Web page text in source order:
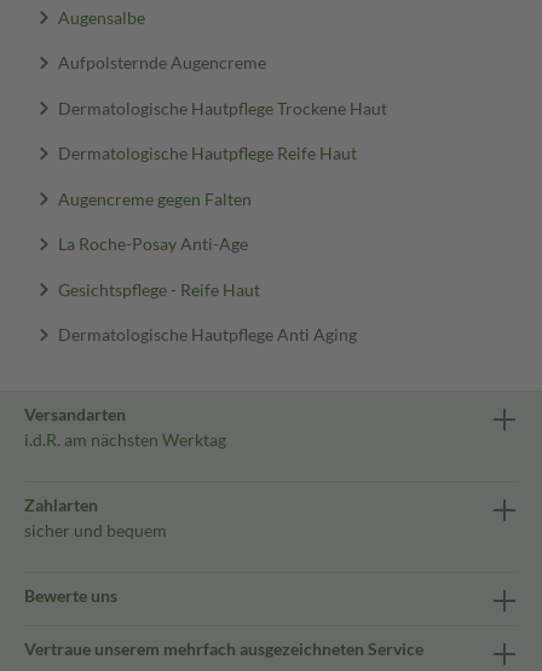
Augensalbe
Aufpolsternde Augencreme
Dermatologische Hautpflege Trockene Haut
Dermatologische Hautpflege Reife Haut
Augencreme gegen Falten
La Roche-Posay Anti-Age
Gesichtspflege - Reife Haut
Dermatologische Hautpflege Anti Aging
Versandarten
i.d.R. am nächsten Werktag
Zahlarten
sicher und bequem
Bewerte uns
Vertraue unserem mehrfach ausgezeichneten Service